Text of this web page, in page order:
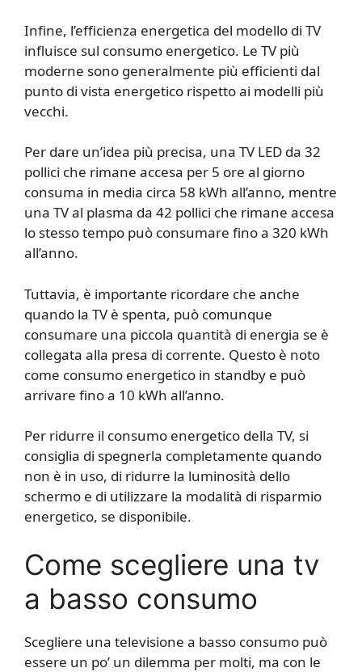
Infine, l’efficienza energetica del modello di TV
influisce sul consumo energetico. Le TV più
moderne sono generalmente più efficienti dal
punto di vista energetico rispetto ai modelli più
vecchi.
Per dare un’idea più precisa, una TV LED da 32
pollici che rimane accesa per 5 ore al giorno
consuma in media circa 58 kWh all’anno, mentre
una TV al plasma da 42 pollici che rimane accesa
lo stesso tempo può consumare fino a 320 kWh
all’anno.
Tuttavia, è importante ricordare che anche
quando la TV è spenta, può comunque
consumare una piccola quantità di energia se è
collegata alla presa di corrente. Questo è noto
come consumo energetico in standby e può
arrivare fino a 10 kWh all’anno.
Per ridurre il consumo energetico della TV, si
consiglia di spegnerla completamente quando
non è in uso, di ridurre la luminosità dello
schermo e di utilizzare la modalità di risparmio
energetico, se disponibile.
Come scegliere una tv
a basso consumo
Scegliere una televisione a basso consumo può
essere un po’ un dilemma per molti, ma con le